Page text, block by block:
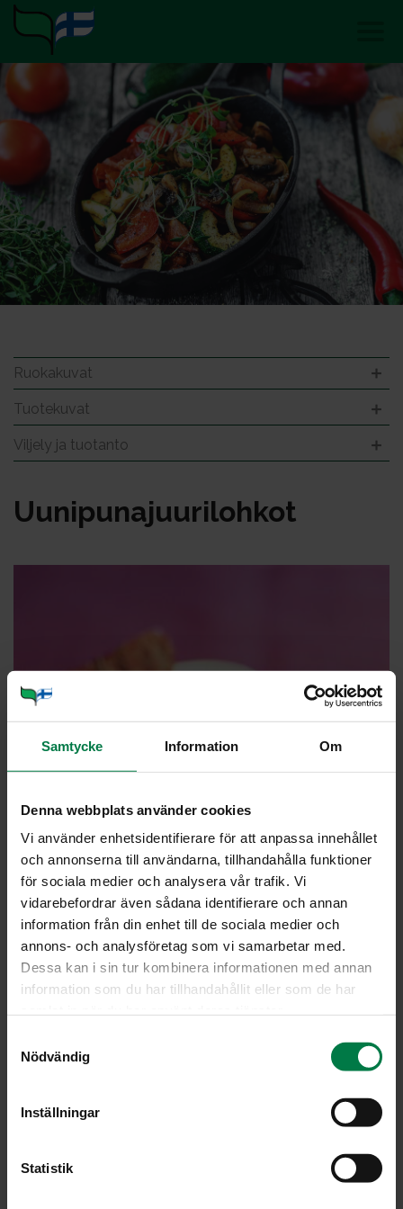
Samtycke Information Om
Denna webbplats använder cookies
Vi använder enhetsidentifierare för att anpassa innehållet
och annonserna till användarna, tillhandahålla funktioner
för sociala medier och analysera vår trafik. Vi
vidarebefordrar även sådana identifierare och annan
information från din enhet till de sociala medier och
annons- och analysföretag som vi samarbetar med.
Dessa kan i sin tur kombinera informationen med annan
information som du har tillhandahållit eller som de har
Nödvändig
Inställningar
Statistik
Ruokakuvat
Tuotekuvat
Viljely ja tuotanto
Uu­ni­pu­na­juu­ri­loh­kot
Kuva: Kotimaiset Kasvikset ry / Tommy Selin